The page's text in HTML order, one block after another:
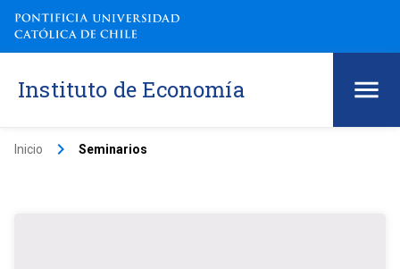
Instituto de Economía
Inicio keyboard_arrow_right Seminarios